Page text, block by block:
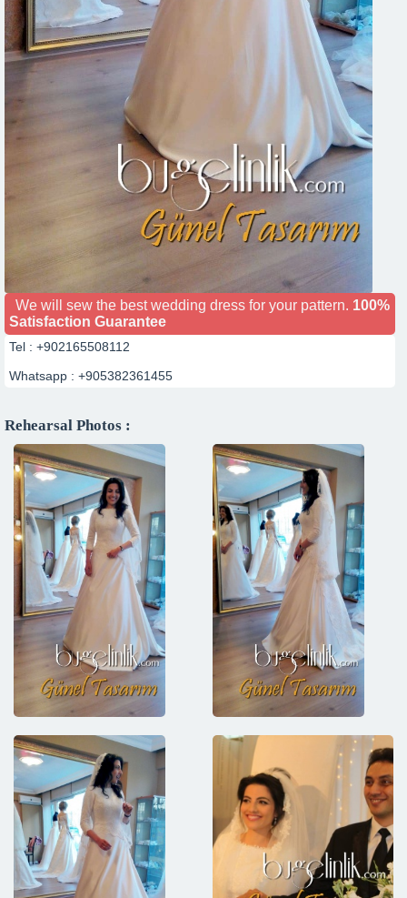
We will sew the best wedding dress for your pattern. 100%
Satisfaction Guarantee
Tel : +902165508112
Whatsapp : +905382361455
Rehearsal Photos :